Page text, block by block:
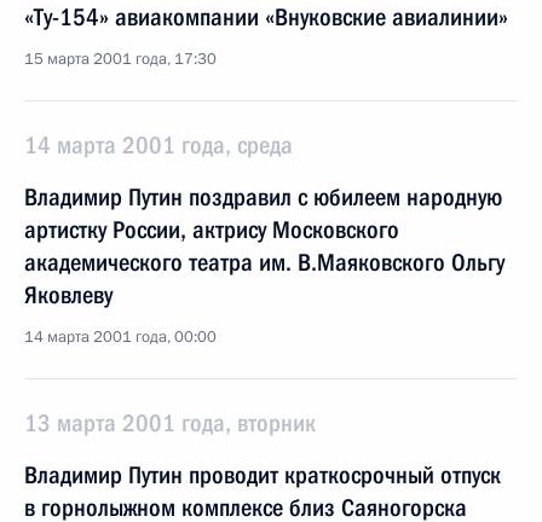
«Ту-154» авиакомпании «Внуковские авиалинии»
15 марта 2001 года, 17:30
14 марта 2001 года, среда
Владимир Путин поздравил с юбилеем народную
артистку России, актрису Московского
академического театра им. В.Маяковского Ольгу
Яковлеву
14 марта 2001 года, 00:00
13 марта 2001 года, вторник
Владимир Путин проводит краткосрочный отпуск
в горнолыжном комплексе близ Саяногорска